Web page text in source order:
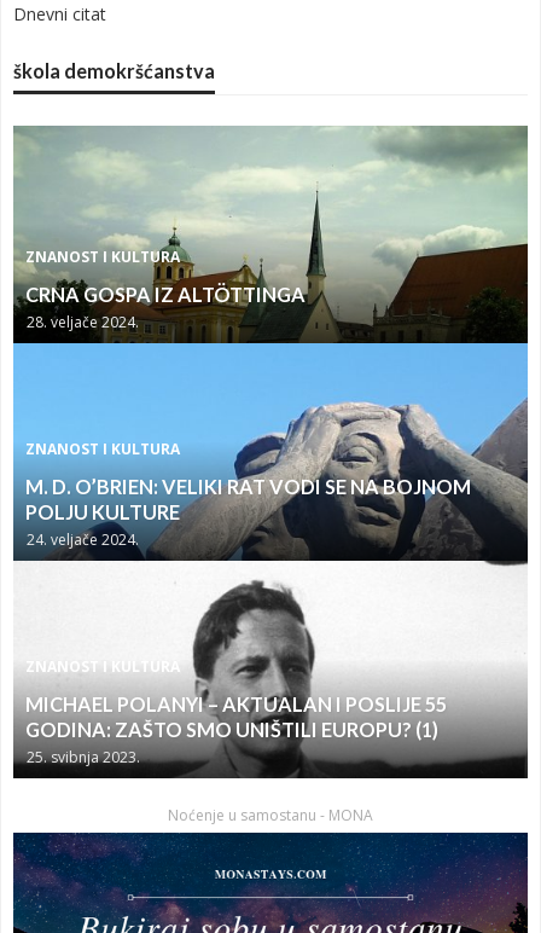
Dnevni citat
škola demokršćanstva
ZNANOST I KULTURA
CRNA GOSPA IZ ALTÖTTINGA
28. veljače 2024.
ZNANOST I KULTURA
M. D. O’BRIEN: VELIKI RAT VODI SE NA BOJNOM
POLJU KULTURE
24. veljače 2024.
ZNANOST I KULTURA
MICHAEL POLANYI – AKTUALAN I POSLIJE 55
GODINA: ZAŠTO SMO UNIŠTILI EUROPU? (1)
25. svibnja 2023.
Noćenje u samostanu - MONA